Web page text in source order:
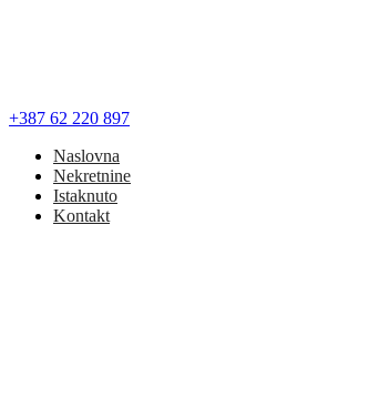
+387 62 220 897
Naslovna
Nekretnine
Istaknuto
Kontakt